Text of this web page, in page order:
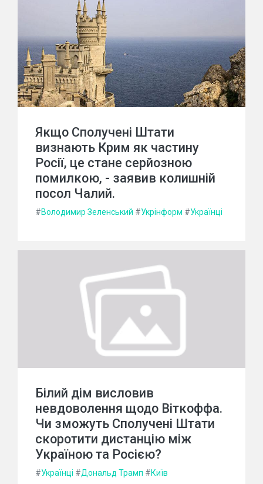
Якщо Сполучені Штати
визнають Крим як частину
Росії, це стане серйозною
помилкою, - заявив колишній
посол Чалий.
#Володимир Зеленський #Укрінформ #Українці
Білий дім висловив
невдоволення щодо Віткоффа.
Чи зможуть Сполучені Штати
скоротити дистанцію між
Україною та Росією?
#Українці #Дональд Трамп #Київ